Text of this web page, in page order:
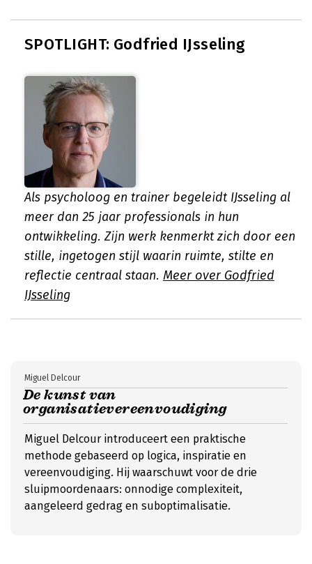
SPOTLIGHT: Godfried IJsseling
Als psycholoog en trainer begeleidt IJsseling al
meer dan 25 jaar professionals in hun
ontwikkeling. Zijn werk kenmerkt zich door een
stille, ingetogen stijl waarin ruimte, stilte en
reflectie centraal staan. Meer over Godfried
IJsseling
De kunst van
organisatievereenvoudiging
Miguel Delcour
Miguel Delcour introduceert een praktische
methode gebaseerd op logica, inspiratie en
vereenvoudiging. Hij waarschuwt voor de drie
sluipmoordenaars: onnodige complexiteit,
aangeleerd gedrag en suboptimalisatie.